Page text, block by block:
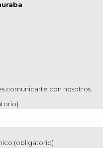
comunicarte con nosotros.
(obligatorio)